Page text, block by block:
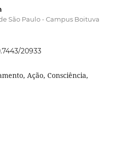
São Paulo - Campus Boituva
20933
Ação, Consciência,